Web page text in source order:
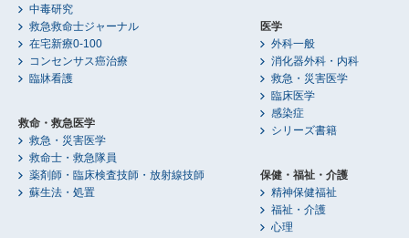
中毒研究
救急救命士ジャーナル
在宅新療0-100
コンセンサス癌治療
臨牀看護
救命・救急医学
救急・災害医学
救命士・救急隊員
薬剤師・臨床検査技師・放射線技師
蘇生法・処置
医学
外科一般
消化器外科・内科
救急・災害医学
臨床医学
感染症
シリーズ書籍
保健・福祉・介護
精神保健福祉
福祉・介護
心理